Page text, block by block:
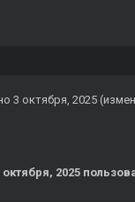
3 октября, 2025
октября, 2025